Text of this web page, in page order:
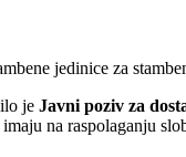
je Javni poziv za
na raspolaganju